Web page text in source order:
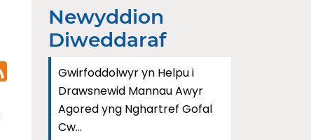
Newyddion
Diweddaraf
Gwirfoddolwyr yn Helpu i
Drawsnewid Mannau Awyr
Agored yng Nghartref Gofal
Cw...